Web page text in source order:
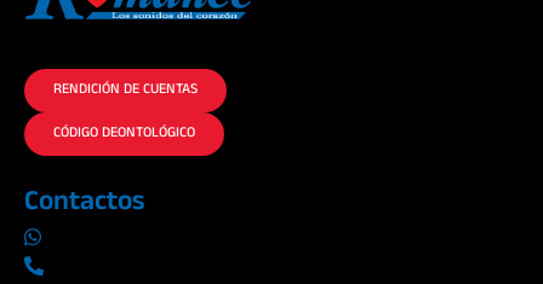
RENDICIÓN DE CUENTAS
CÓDIGO DEONTOLÓGICO
Contactos